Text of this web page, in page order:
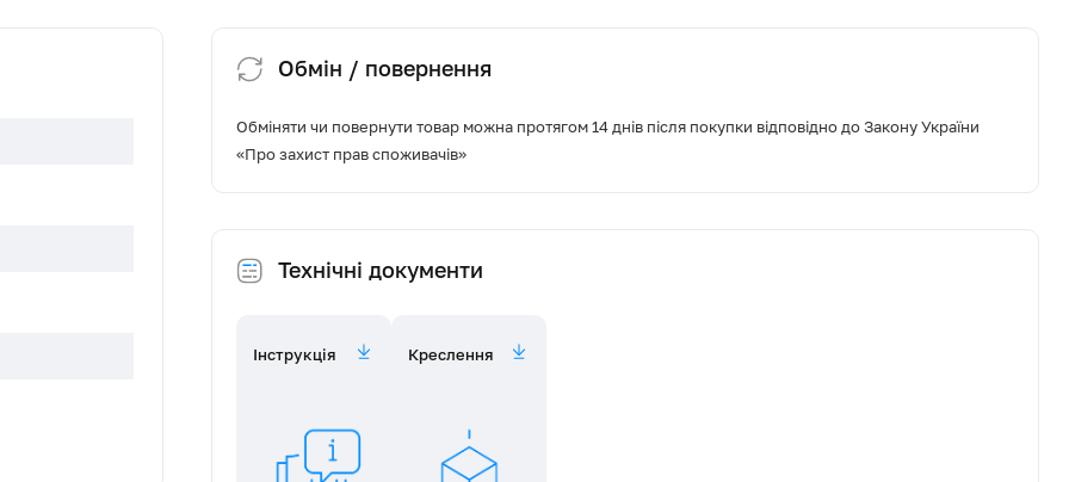
Обмін / повернення
Обміняти чи повернути товар можна протягом 14 днів після покупки відповідно до Закону України
«Про захист прав споживачів»
Технічні документи
Інструкція Креслення